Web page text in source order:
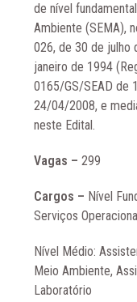
de nível
Ambiente (SEMA),
026, de 30 de julho
janeiro de 1994
0165/GS/SEAD de
24/04/2008, e
neste Edital.
Vagas –299
Cargos – Nível
Serviços
Nível Médio:
Meio Ambiente,
Laboratório